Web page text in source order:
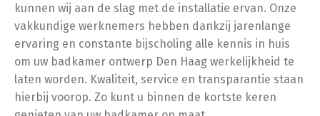
kunnen wij aan de slag met de installatie ervan. Onze
vakkundige werknemers hebben dankzij jarenlange
ervaring en constante bijscholing alle kennis in huis
om uw badkamer ontwerp Den Haag werkelijkheid te
laten worden. Kwaliteit, service en transparantie staan
hierbij voorop. Zo kunt u binnen de kortste keren